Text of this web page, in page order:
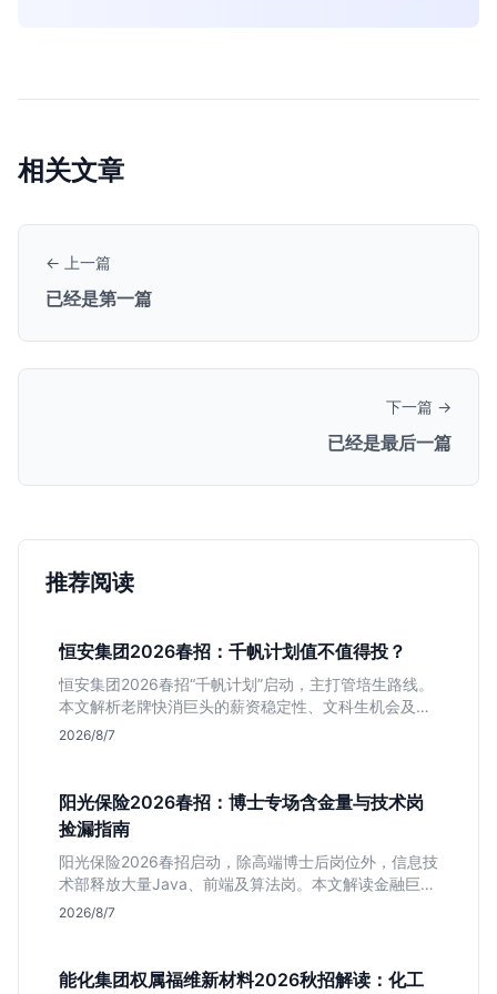
相关文章
← 上一篇
已经是第一篇
下一篇 →
已经是最后一篇
推荐阅读
恒安集团2026春招：千帆计划值不值得投？
恒安集团2026春招“千帆计划”启动，主打管培生路线。
本文解析老牌快消巨头的薪资稳定性、文科生机会及决
策链条长的局限，帮你判断是否值得投递。
2026/8/7
阳光保险2026春招：博士专场含金量与技术岗
捡漏指南
阳光保险2026春招启动，除高端博士后岗位外，信息技
术部释放大量Java、前端及算法岗。本文解读金融巨头
校招门槛，分析技术岗需求与投递价值，助你快速判断
2026/8/7
能化集团权属福维新材料2026秋招解读：化工